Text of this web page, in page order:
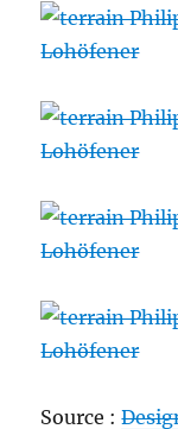
Source :